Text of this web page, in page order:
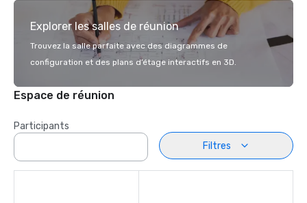
Explorer les salles de réunion
Trouvez la salle parfaite avec des diagrammes de
configuration et des plans d’étage interactifs en 3D.
Espace de réunion
Participants
Filtres